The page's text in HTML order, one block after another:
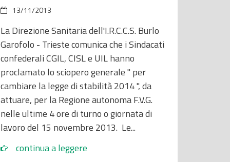
13/11/2013
La Direzione Sanitaria dell'I.R.C.C.S. Burlo
Garofolo - Trieste comunica che i Sindacati
confederali CGIL, CISL e UIL hanno
proclamato lo sciopero generale " per
cambiare la legge di stabilità 2014 ", da
attuare, per la Regione autonoma F.V.G.
nelle ultime 4 ore di turno o giornata di
lavoro del 15 novembre 2013. Le...
continua a leggere